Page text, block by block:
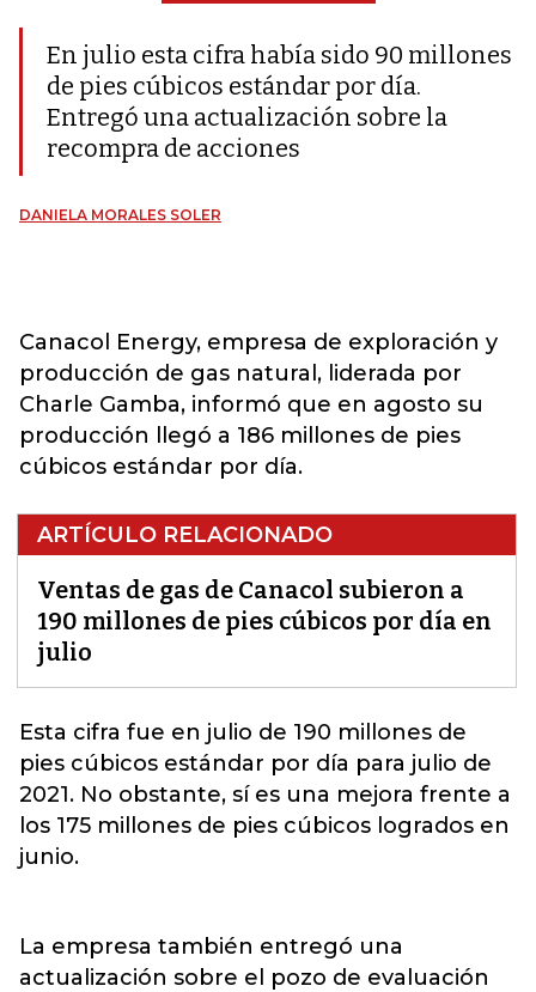
En julio esta cifra había sido 90 millones
de pies cúbicos estándar por día.
Entregó una actualización sobre la
recompra de acciones
DANIELA MORALES SOLER
Canacol Energy, empresa de exploración y
producción de gas natural, liderada por
Charle Gamba, informó que en agosto su
producción llegó a 186 millones de pies
cúbicos estándar por día.
ARTÍCULO RELACIONADO
Ventas de gas de Canacol subieron a
190 millones de pies cúbicos por día en
julio
Esta cifra fue en julio de 190 millones de
pies cúbicos estándar por día para julio de
2021. No obstante, sí es una mejora frente a
los 175 millones de pies cúbicos logrados en
junio.
La empresa también entregó una
actualización sobre el pozo de evaluación